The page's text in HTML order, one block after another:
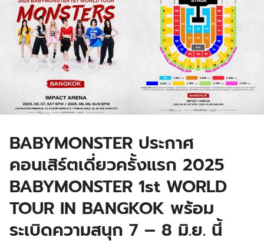
BABYMONSTER ประกาศ
คอนเสิร์ตเดี่ยวครั้งแรก 2025
BABYMONSTER 1st WORLD
TOUR IN BANGKOK พร้อม
ระเบิดความสนุก 7 – 8 มิ.ย. นี้